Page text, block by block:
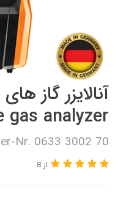
gas analyzer
Nr. 0633 3002 70
از 8